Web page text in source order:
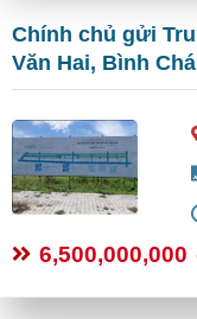
Chính chủ gửi
Văn Hai, Bình
6,500,000,000